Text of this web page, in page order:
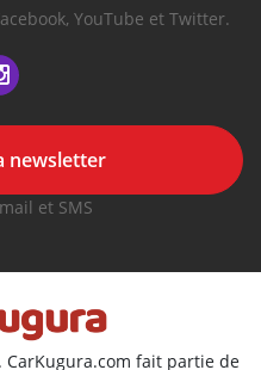
YouTube et Twitter.
newsletter
et SMS
CarKugura.com fait partie de